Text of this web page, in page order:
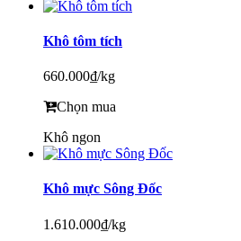
Khô tôm tích
660.000₫/kg
Chọn mua
Khô ngon
Khô mực Sông Đốc
1.610.000₫/kg